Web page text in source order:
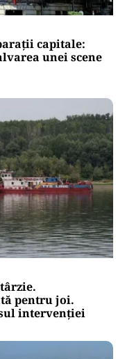
capitale:
unei scene
pentru joi.
intervenției